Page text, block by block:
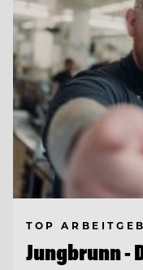
TOP
Jungbrunn -